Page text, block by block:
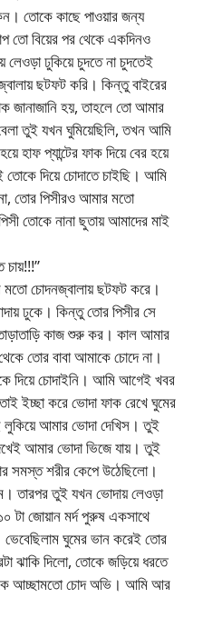
তোকে কাছে পাওয়ার জন্য
তো বিয়ের পর থেকে একদিনও
লেওড়া ঢুকিয়ে চুদতে না চুদতেই
ছটফট করি। কিন্তু বাইরের
জানাজানি হয়, তাহলে তো আমার
তুই যখন ঘুমিয়েছিলি, তখন আমি
হাফ প্যান্টের ফাক দিয়ে বের হয়ে
দিয়ে চোদাতে চাইছি। আমি
তোর পিসীরও আমার মতো
তোকে নানা ছুতায় আমাদের মাই
চায়!!!”
মতো চোদনজ্বালায় ছটফট করে।
ঢুকে। কিন্তু তোর পিসীর সে
কাজ শুরু কর। কাল আমার
তোর বাবা আমাকে চোদে না।
দিয়ে চোদাইনি। আমি আগেই খবর
ইচ্ছা করে ভোদা ফাক রেখে ঘুমের
আমার ভোদা দেখিস। তুই
আমার ভোদা ভিজে যায়। তুই
সমস্ত শরীর কেপে উঠেছিলো।
তারপর তুই যখন ভোদায় লেওড়া
জোয়ান মর্দ পুরুষ একসাথে
ঘুমের ভান করেই তোর
ঝাকি দিলো, তোকে জড়িয়ে ধরতে
আচ্ছামতো চোদ অভি। আমি আর